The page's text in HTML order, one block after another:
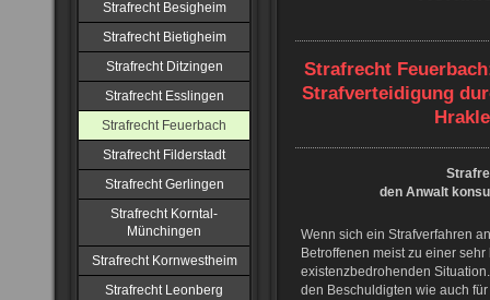
Strafrecht Besigheim
Strafrecht Bietigheim
Strafrecht Ditzingen
Strafrecht Esslingen
Strafrecht Feuerbach
Strafrecht Filderstadt
Strafrecht Gerlingen
Strafrecht Korntal-
Münchingen
Strafrecht Kornwestheim
Strafrecht Leonberg
Strafrecht
Strafverteidigung
den Anwalt
Wenn sich ein Strafverfahren
Betroffenen meist zu einer
existenzbedrohenden
den Beschuldigten wie auch